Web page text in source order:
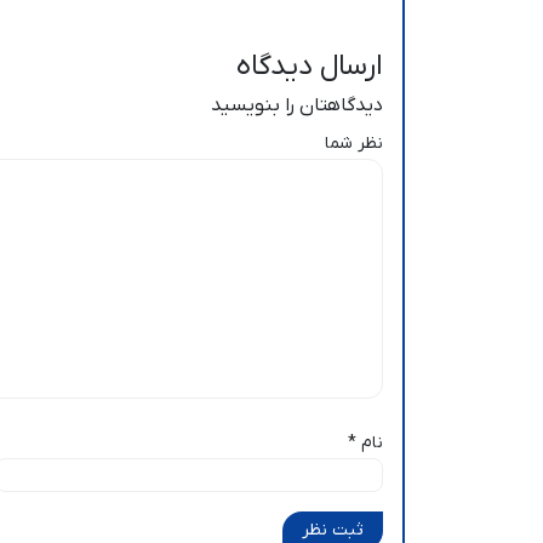
ارسال دیدگاه
دیدگاهتان را بنویسید
نظر شما
نام *
ثبت نظر